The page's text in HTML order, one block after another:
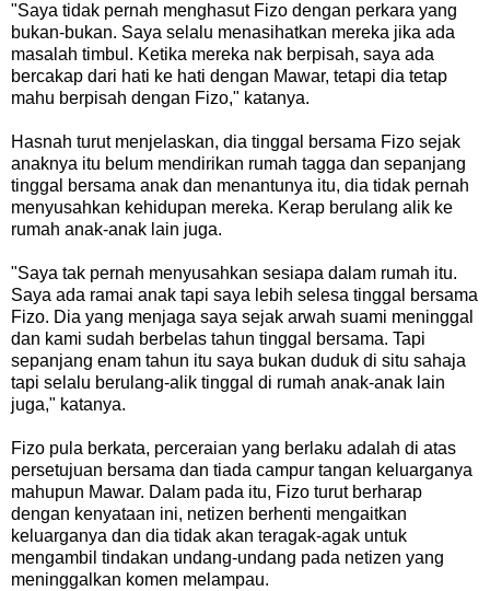
"Saya tidak pernah menghasut Fizo dengan perkara yang
bukan-bukan. Saya selalu menasihatkan mereka jika ada
masalah timbul. Ketika mereka nak berpisah, saya ada
bercakap dari hati ke hati dengan Mawar, tetapi dia tetap
mahu berpisah dengan Fizo," katanya.
Hasnah turut menjelaskan, dia tinggal bersama Fizo sejak
anaknya itu belum mendirikan rumah tagga dan sepanjang
tinggal bersama anak dan menantunya itu, dia tidak pernah
menyusahkan kehidupan mereka. Kerap berulang alik ke
rumah anak-anak lain juga.
"Saya tak pernah menyusahkan sesiapa dalam rumah itu.
Saya ada ramai anak tapi saya lebih selesa tinggal bersama
Fizo. Dia yang menjaga saya sejak arwah suami meninggal
dan kami sudah berbelas tahun tinggal bersama. Tapi
sepanjang enam tahun itu saya bukan duduk di situ sahaja
tapi selalu berulang-alik tinggal di rumah anak-anak lain
juga," katanya.
Fizo pula berkata, perceraian yang berlaku adalah di atas
persetujuan bersama dan tiada campur tangan keluarganya
mahupun Mawar. Dalam pada itu, Fizo turut berharap
dengan kenyataan ini, netizen berhenti mengaitkan
keluarganya dan dia tidak akan teragak-agak untuk
mengambil tindakan undang-undang pada netizen yang
meninggalkan komen melampau.